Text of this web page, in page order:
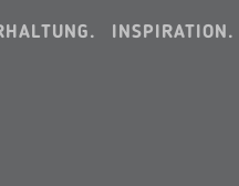
INSPIRATION.